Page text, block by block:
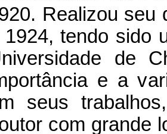
Realizou seu
1924, tendo sido
de
e a
seus
com grande